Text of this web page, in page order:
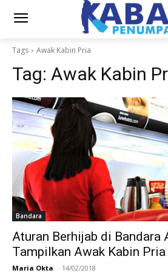
Tags Awak Kabin Pria
Tag: Awak Kabin
Bandara
Aturan Berhijab di Bandara
Tampilkan Awak Kabin Pria
Maria Okta - 14/02/2018